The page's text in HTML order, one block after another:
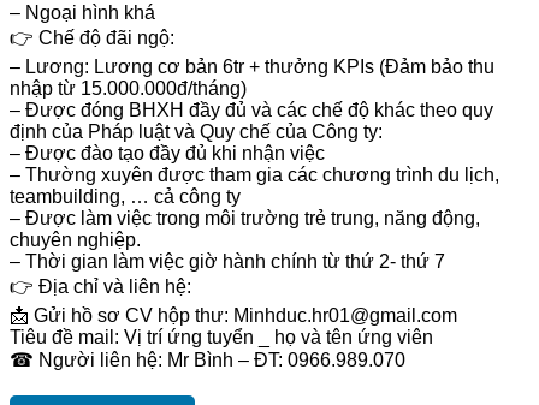
– Ngoại hình khá
👉 Chế độ đãi ngộ:
– Lương: Lương cơ bản 6tr + thưởng KPIs (Đảm bảo thu
nhập từ 15.000.000đ/tháng)
– Được đóng BHXH đầy đủ và các chế độ khác theo quy
định của Pháp luật và Quy chế của Công ty:
– Được đào tạo đầy đủ khi nhận việc
– Thường xuyên được tham gia các chương trình du lịch,
teambuilding, … cả công ty
– Được làm việc trong môi trường trẻ trung, năng động,
chuyên nghiệp.
– Thời gian làm việc giờ hành chính từ thứ 2- thứ 7
👉 Địa chỉ và liên hệ:
📩 Gửi hồ sơ CV hộp thư: Minhduc.hr01@gmail.com
Tiêu đề mail: Vị trí ứng tuyển _ họ và tên ứng viên
☎ Người liên hệ: Mr Bình – ĐT: 0966.989.070